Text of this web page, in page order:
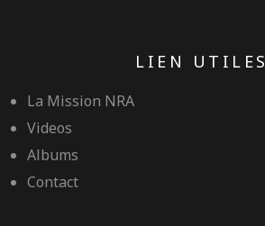
LIEN UTILES
La Mission NRA
Videos
Albums
Contact